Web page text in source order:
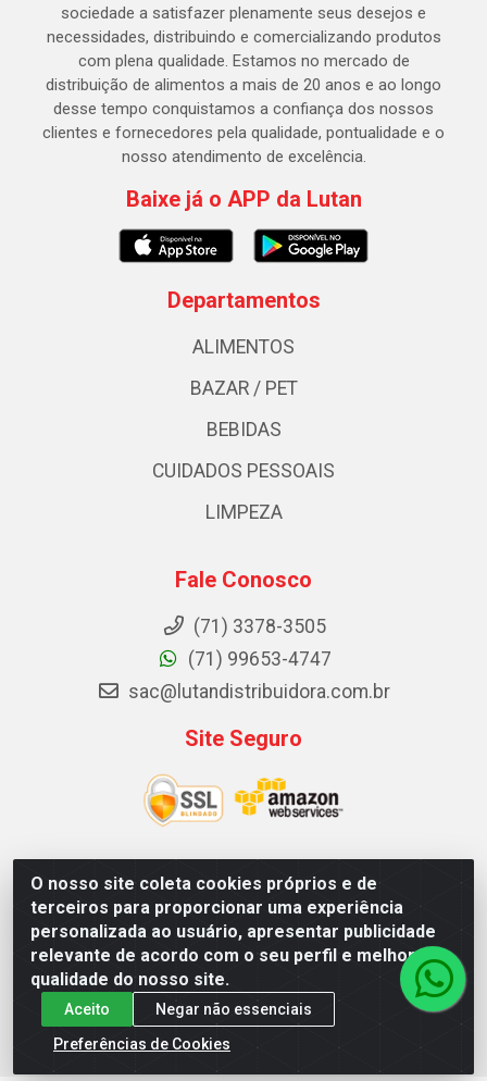
O nosso site coleta cookies próprios e de
terceiros para proporcionar uma experiência
personalizada ao usuário, apresentar publicidade
relevante de acordo com o seu perfil e melhorar a
qualidade do nosso site.
Aceito
Negar não essenciais
Preferências de Cookies
sociedade a satisfazer plenamente seus desejos e
necessidades, distribuindo e comercializando produtos
com plena qualidade. Estamos no mercado de
distribuição de alimentos a mais de 20 anos e ao longo
desse tempo conquistamos a confiança dos nossos
clientes e fornecedores pela qualidade, pontualidade e o
nosso atendimento de excelência.
Baixe já o APP da Lutan
Departamentos
ALIMENTOS
BAZAR / PET
BEBIDAS
CUIDADOS PESSOAIS
LIMPEZA
Fale Conosco
(71) 3378-3505
(71) 99653-4747
sac@lutandistribuidora.com.br
Site Seguro
Lutan Distribuidora - Rua Dr. Gerino Souza Filho, 1525 -
Itinga - Lauro de Freitas / BA - CEP 42700-000 - CNPJ
05.156.713/0001-62